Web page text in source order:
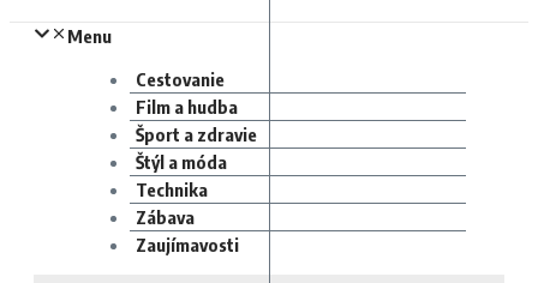
Menu
Cestovanie
Film a hudba
Šport a zdravie
Štýl a móda
Technika
Zábava
Zaujímavosti